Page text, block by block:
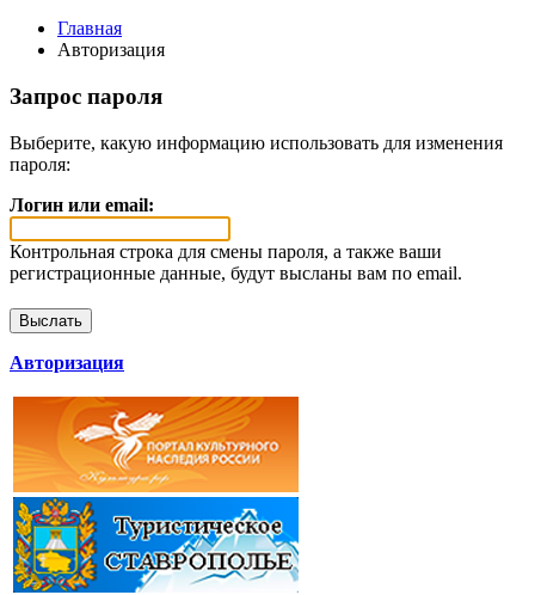
Главная
Авторизация
Запрос пароля
Выберите, какую информацию использовать для изменения
пароля:
Логин или email:
Контрольная строка для смены пароля, а также ваши
регистрационные данные, будут высланы вам по email.
Авторизация